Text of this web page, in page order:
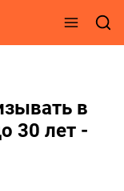
в
30 лет -